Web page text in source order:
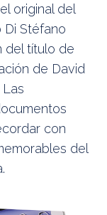
original del
Stéfano
del título de
de David
con
del